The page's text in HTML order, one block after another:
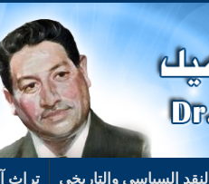
النقد السياسي والتاريخي تراث